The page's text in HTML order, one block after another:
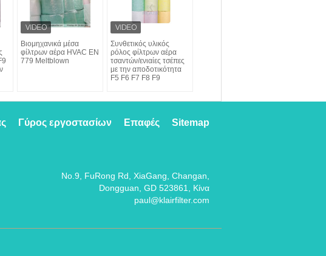
Βιομηχανικά μέσα
φίλτρων αέρα HVAC EN
779 Meltblown
Συνθετικός υλικός
ρόλος φίλτρων αέρα
τσαντών/ενιαίες τσέπες
με την αποδοτικότητα
F5 F6 F7 F8 F9
Sitemap
Επαφές
Γύρος εργοστασίων
No.9, FuRong Rd, XiaGang, Changan,
Dongguan, GD 523861, Κίνα
paul@klairfilter.com